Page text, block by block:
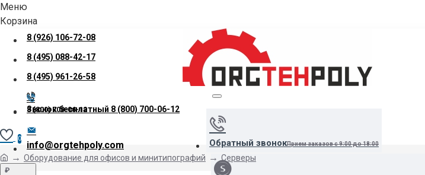
Меню
Корзина
8 (926) 106-72-08
8 (495) 088-42-17
8 (495) 961-26-58
Звонок бесплатный 8 (800) 700-06-12
info@orgtehpoly.com
₽
Обратный звонокПрием заказов с 9:00 до 18:00
8 (800) 700-06-12
0
Оборудование для офисов и минитипографий Серверы